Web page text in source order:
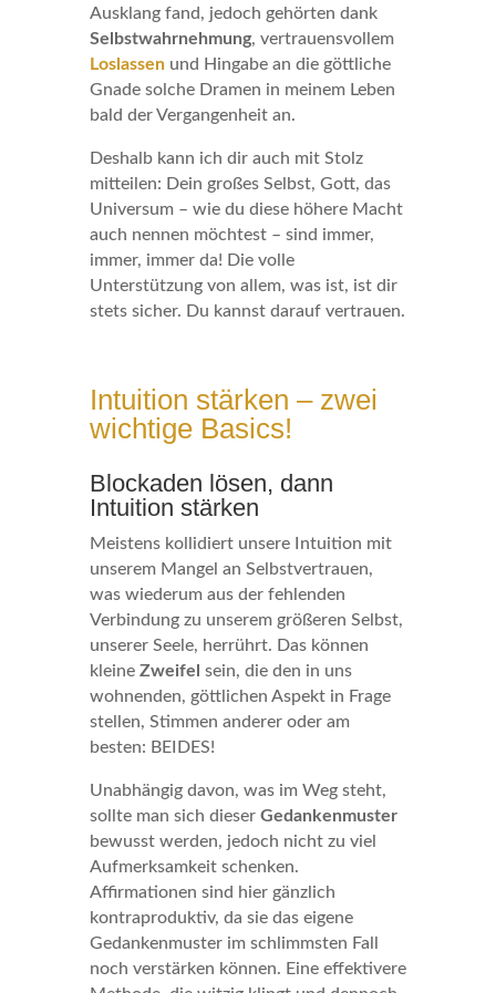
Ausklang fand, jedoch gehörten dank
Selbstwahrnehmung, vertrauensvollem
Loslassenund Hingabe an die göttliche
Gnade solche Dramen in meinem Leben
bald der Vergangenheit an.
Deshalb kann ich dir auch mit Stolz
mitteilen: Dein großes Selbst, Gott, das
Universum – wie du diese höhere Macht
auch nennen möchtest – sind immer,
immer, immer da! Die volle
Unterstützung von allem, was ist, ist dir
stets sicher. Du kannst darauf vertrauen.
Intuition stärken – zwei
wichtige Basics!
Blockaden lösen, dann
Intuition stärken
Meistens kollidiert unsere Intuition mit
unserem Mangel an Selbstvertrauen,
was wiederum aus der fehlenden
Verbindung zu unserem größeren Selbst,
unserer Seele, herrührt. Das können
kleine Zweifel sein, die den in uns
wohnenden, göttlichen Aspekt in Frage
stellen, Stimmen anderer oder am
besten: BEIDES!
Unabhängig davon, was im Weg steht,
sollte man sich dieser Gedankenmuster
bewusst werden, jedoch nicht zu viel
Aufmerksamkeit schenken.
Affirmationen sind hier gänzlich
kontraproduktiv, da sie das eigene
Gedankenmuster im schlimmsten Fall
noch verstärken können. Eine effektivere